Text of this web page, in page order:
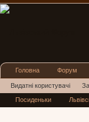
Головна Форум
Видатні користувачі
Нові повідомлення
Посиденьки